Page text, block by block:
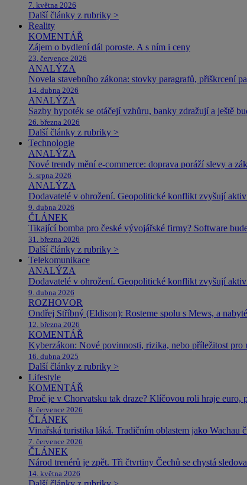
7. května 2026
Další články z rubriky >
Reality
KOMENTÁŘ
Zájem o bydlení dál poroste. A s ním i ceny
23. července 2026
ANALÝZA
Novela stavebního zákona: stovky paragrafů, přiškrcení
14. dubna 2026
ANALÝZA
Sazby hypoték se otáčejí vzhůru, banky zdražují a ještě
26. března 2026
Další články z rubriky >
Technologie
ANALÝZA
Nové trendy mění e-commerce: doprava poráží slevy a
5. srpna 2026
ANALÝZA
Dodavatelé v ohrožení. Geopolitické konflikt zvyšují
9. dubna 2026
ČLÁNEK
Tikající bomba pro české vývojářské firmy? Software
31. března 2026
Další články z rubriky >
Telekomunikace
ANALÝZA
Dodavatelé v ohrožení. Geopolitické konflikt zvyšují
9. dubna 2026
ROZHOVOR
Ondřej Stříbný (Eldison): Rosteme spolu s Mews, a
12. března 2026
KOMENTÁŘ
Kyberzákon: Nové povinnosti, rizika, nebo příležitost pro
16. dubna 2025
Další články z rubriky >
Lifestyle
KOMENTÁŘ
Proč je v Chorvatsku tak draze? Klíčovou roli hraje euro,
8. července 2026
ČLÁNEK
Vinařská turistika láká. Tradičním oblastem jako Wachau
7. července 2026
ČLÁNEK
Národ trenérů je zpět. Tři čtvrtiny Čechů se chystá
14. května 2026